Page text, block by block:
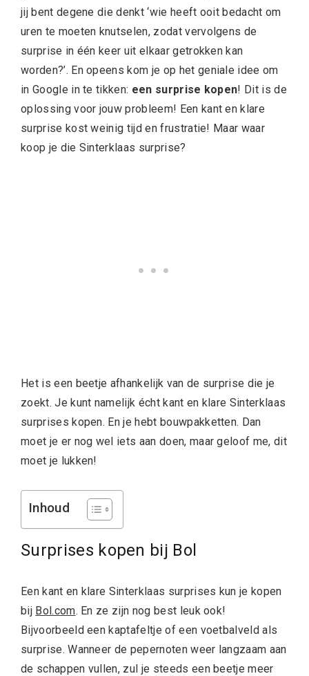
jij bent degene die denkt ‘wie heeft ooit bedacht om
uren te moeten knutselen, zodat vervolgens de
surprise in één keer uit elkaar getrokken kan
worden?’. En opeens kom je op het geniale idee om
in Google in te tikken: een surprise kopen! Dit is de
oplossing voor jouw probleem! Een kant en klare
surprise kost weinig tijd en frustratie! Maar waar
koop je die Sinterklaas surprise?
Het is een beetje afhankelijk van de surprise die je
zoekt. Je kunt namelijk écht kant en klare Sinterklaas
surprises kopen. En je hebt bouwpakketten. Dan
moet je er nog wel iets aan doen, maar geloof me, dit
moet je lukken!
Inhoud
Surprises kopen bij Bol
Een kant en klare Sinterklaas surprises kun je kopen
bij Bol.com. En ze zijn nog best leuk ook!
Bijvoorbeeld een kaptafeltje of een voetbalveld als
surprise. Wanneer de pepernoten weer langzaam aan
de schappen vullen, zul je steeds een beetje meer